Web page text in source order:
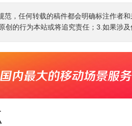
范，任何转载的稿件都会明确标注作者
创的行为本站或将追究责任；3.如果涉